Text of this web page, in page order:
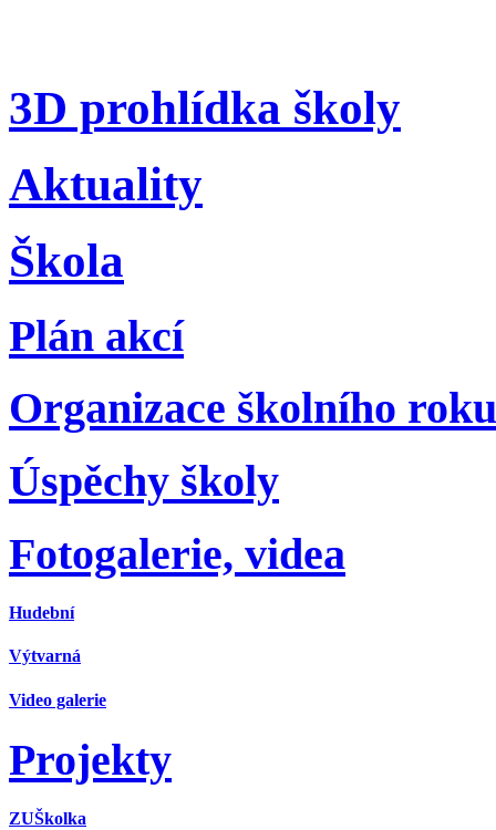
3D prohlídka školy
Aktuality
Škola
Plán akcí
Organizace školního roku
Úspěchy školy
Fotogalerie, videa
Hudební
Výtvarná
Video galerie
Projekty
ZUŠkolka